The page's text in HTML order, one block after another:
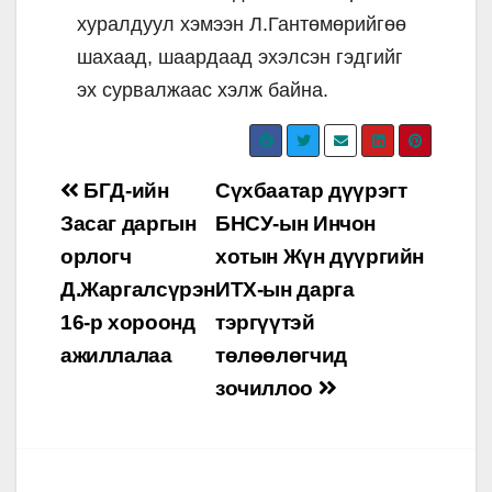
хуралдуул хэмээн Л.Гантөмөрийгөө
шахаад, шаардаад эхэлсэн гэдгийг
эх сурвалжаас хэлж байна.
Post
navigation
Сүхбаатар дүүрэгт
БНСУ-ын Инчон
хотын Жүн дүүргийн
ИТХ-ын дарга
тэргүүтэй
төлөөлөгчид
зочиллоо
БГД-ийн
Засаг даргын
орлогч
Д.Жаргалсүрэн
16-р хороонд
ажиллалаа